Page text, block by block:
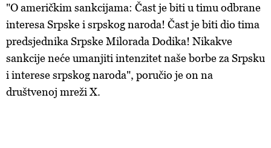
"O američkim sankcijama: Čast je biti u timu odbrane
interesa Srpske i srpskog naroda! Čast je biti dio tima
predsjednika Srpske Milorada Dodika! Nikakve
sankcije neće umanjiti intenzitet naše borbe za Srpsku
i interese srpskog naroda", poručio je on na
društvenoj mreži X.